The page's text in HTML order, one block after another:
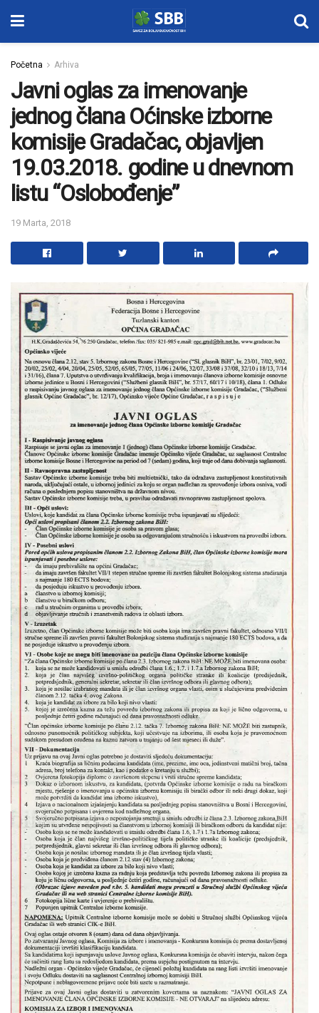
Početna Arhiva
Javni oglas za imenovanje
jednog člana Oćinske izborne
komisije Gradačac, objavljen
19.03.2018. godine u dnevnom
listu “Oslobođenje”
19 Marta, 2018